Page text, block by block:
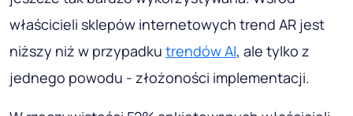
właścicieli sklepów internetowych trend AR jest
niższy niż w przypadku trendów AI, ale tylko z
jednego powodu - złożoności implementacji.